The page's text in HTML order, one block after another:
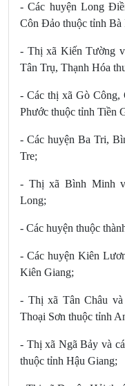
- Các huyện Long
Côn Đảo thuộc tỉnh Bà
- Thị xã Kiến Tường
Tân Trụ, Thạnh Hóa
- Các thị xã Gò Công,
Phước thuộc tỉnh Tiền
- Các huyện Ba Tri,
Tre;
- Thị xã Bình Minh
Long;
- Các huyện thuộc
- Các huyện Kiên
Kiên Giang;
- Thị xã Tân Châu và
Thoại Sơn thuộc tỉnh
- Thị xã Ngã Bảy và
thuộc tỉnh Hậu Giang;